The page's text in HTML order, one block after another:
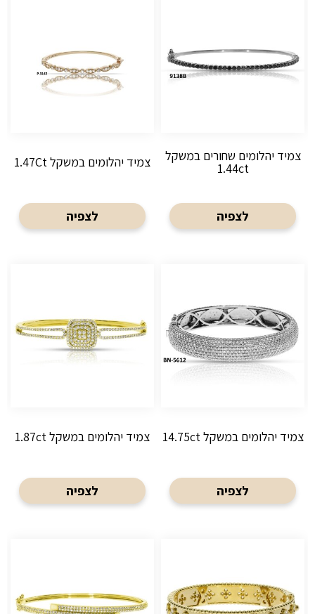
צמיד יהלומים שחורים במשקל
1.44ct
לצפיה
צמיד יהלומים במשקל 1.47Ct
לצפיה
צמיד יהלומים במשקל 14.75ct
לצפיה
צמיד יהלומים במשקל 1.87ct
לצפיה